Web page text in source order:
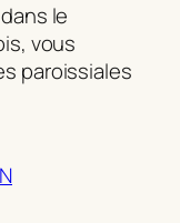
le
vous
paroissiales